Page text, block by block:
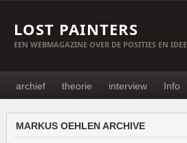
LOST PAINTERS
EEN WEBMAGAZINE OVER DE POSITIES EN
archief theorie interview Info
MARKUS OEHLEN ARCHIVE